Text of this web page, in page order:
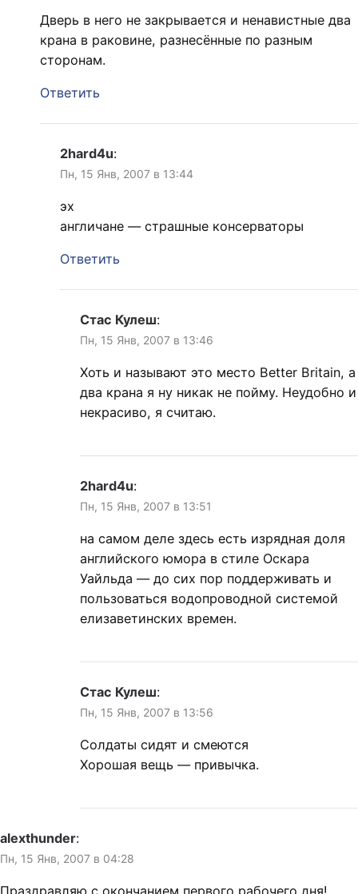
Дверь в него не закрывается и ненавистные два
крана в раковине, разнесённые по разным
сторонам.
Ответить
2hard4u:
Пн, 15 Янв, 2007 в 13:44
эх
англичане — страшные консерваторы
Ответить
Стас Кулеш:
Пн, 15 Янв, 2007 в 13:46
Хоть и называют это место Better Britain, а
два крана я ну никак не пойму. Неудобно и
некрасиво, я считаю.
2hard4u:
Пн, 15 Янв, 2007 в 13:51
на самом деле здесь есть изрядная доля
английского юмора в стиле Оскара
Уайльда — до сих пор поддерживать и
пользоваться водопроводной системой
елизаветинских времен.
Стас Кулеш:
Пн, 15 Янв, 2007 в 13:56
Солдаты сидят и смеются
Хорошая вещь — привычка.
alexthunder:
Пн, 15 Янв, 2007 в 04:28